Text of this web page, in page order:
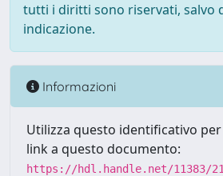
tutti i diritti sono riservati, salvo
indicazione.
Informazioni
Utilizza questo identificativo
link a questo documento:
https://hdl.handle.net/11383/